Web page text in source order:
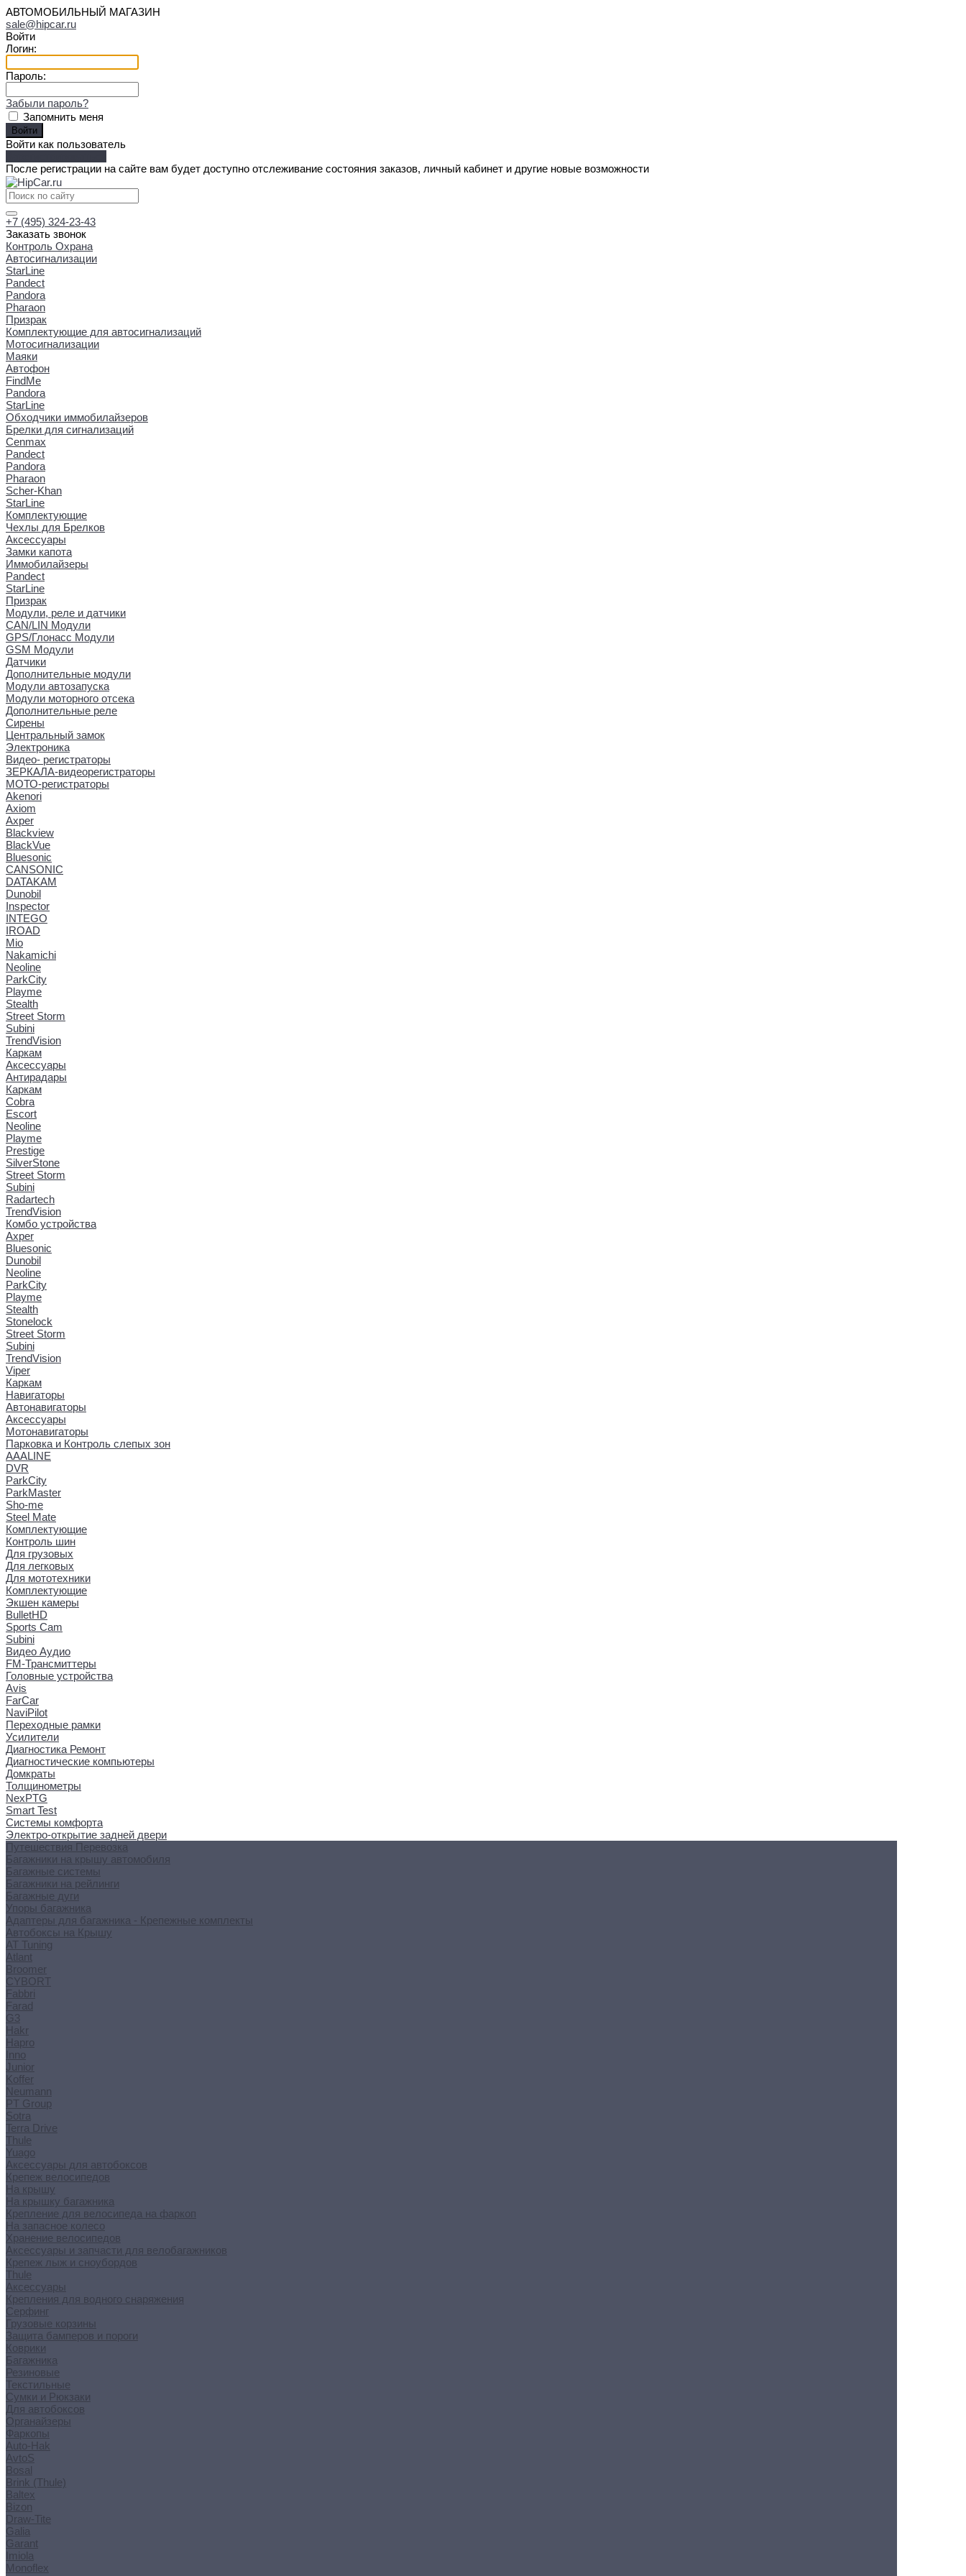
АВТОМОБИЛЬНЫЙ МАГАЗИН
sale@hipcar.ru
Войти
Логин:
Пароль:
Забыли пароль?
Запомнить меня
Войти как пользователь
После регистрации на сайте вам будет доступно отслеживание состояния заказов, личный кабинет и другие новые возможности
+7 (495) 324-23-43
Заказать звонок
Контроль Охрана
Автосигнализации
StarLine
Pandect
Pandora
Pharaon
Призрак
Комплектующие для автосигнализаций
Мотосигнализации
Маяки
Автофон
FindMe
Pandora
StarLine
Обходчики иммобилайзеров
Брелки для сигнализаций
Cenmax
Pandect
Pandora
Pharaon
Scher-Khan
StarLine
Комплектующие
Чехлы для Брелков
Аксессуары
Замки капота
Иммобилайзеры
Pandect
StarLine
Призрак
Модули, реле и датчики
CAN/LIN Модули
GPS/Глонасс Модули
GSM Модули
Датчики
Дополнительные модули
Модули автозапуска
Модули моторного отсека
Дополнительные реле
Сирены
Центральный замок
Электроника
Видео- регистраторы
ЗЕРКАЛА-видеорегистраторы
МОТО-регистраторы
Akenori
Axiom
Axper
Blackview
BlackVue
Bluesonic
CANSONIC
DATAKAM
Dunobil
Inspector
INTEGO
IROAD
Mio
Nakamichi
Neoline
ParkCity
Playme
Stealth
Street Storm
Subini
TrendVision
Каркам
Аксессуары
Антирадары
Каркам
Cobra
Escort
Neoline
Playme
Prestige
SilverStone
Street Storm
Subini
Radartech
TrendVision
Комбо устройства
Axper
Bluesonic
Dunobil
Neoline
ParkCity
Playme
Stealth
Stonelock
Street Storm
Subini
TrendVision
Viper
Каркам
Навигаторы
Автонавигаторы
Аксессуары
Мотонавигаторы
Парковка и Контроль слепых зон
AAALINE
DVR
ParkCity
ParkMaster
Sho-me
Steel Mate
Комплектующие
Контроль шин
Для грузовых
Для легковых
Для мототехники
Комплектующие
Экшен камеры
BulletHD
Sports Cam
Subini
Видео Аудио
FM-Трансмиттеры
Головные устройства
Avis
FarCar
NaviPilot
Переходные рамки
Усилители
Диагностика Ремонт
Диагностические компьютеры
Домкраты
Толщинометры
NexPTG
Smart Test
Системы комфорта
Электро-открытие задней двери
Путешествия Перевозка
Багажники на крышу автомобиля
Багажные системы
Багажники на рейлинги
Багажные дуги
Упоры багажника
Адаптеры для багажника - Крепежные комплекты
Автобоксы на Крышу
AT Tuning
Atlant
Broomer
CYBORT
Fabbri
Farad
G3
Hakr
Hapro
Inno
Junior
Koffer
Neumann
PT Group
Sotra
Terra Drive
Thule
Yuago
Аксессуары для автобоксов
Крепеж велосипедов
На крышу
На крышку багажника
Крепление для велосипеда на фаркоп
На запасное колесо
Хранение велосипедов
Аксессуары и запчасти для велобагажников
Крепеж лыж и сноубордов
Thule
Аксессуары
Крепления для водного снаряжения
Серфинг
Грузовые корзины
Защита бамперов и пороги
Коврики
Багажника
Резиновые
Текстильные
Сумки и Рюкзаки
Для автобоксов
Органайзеры
Фаркопы
Auto-Hak
AvtoS
Bosal
Brink (Thule)
Baltex
Bizon
Draw-Tite
Galia
Garant
Imiola
Monoflex